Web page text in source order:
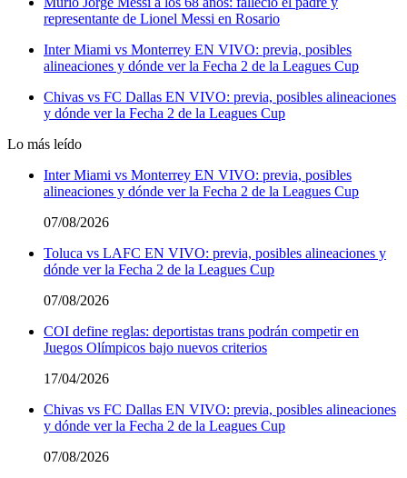
representante de Lionel Messi en Rosario
Inter Miami vs Monterrey EN VIVO: previa, posibles
alineaciones y dónde ver la Fecha 2 de la Leagues Cup
Chivas vs FC Dallas EN VIVO: previa, posibles alineaciones
y dónde ver la Fecha 2 de la Leagues Cup
Lo más leído
Inter Miami vs Monterrey EN VIVO: previa, posibles
alineaciones y dónde ver la Fecha 2 de la Leagues Cup
07/08/2026
Toluca vs LAFC EN VIVO: previa, posibles alineaciones y
dónde ver la Fecha 2 de la Leagues Cup
07/08/2026
COI define reglas: deportistas trans podrán competir en
Juegos Olímpicos bajo nuevos criterios
17/04/2026
Chivas vs FC Dallas EN VIVO: previa, posibles alineaciones
y dónde ver la Fecha 2 de la Leagues Cup
07/08/2026